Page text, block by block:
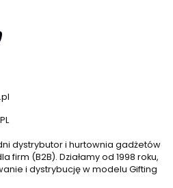
dystrybutor i hurtownia gadżetów
firm (B2B). Działamy od 1998 roku,
i dystrybucję w modelu Gifting